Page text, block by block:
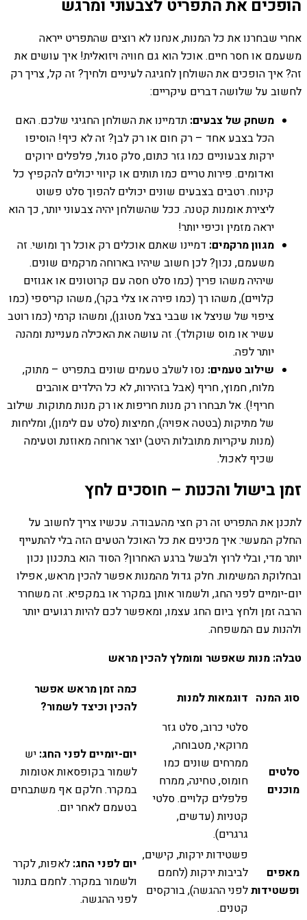
הופכים את התפריט לצבעוני ומרגש
אחרי שבחרנו את כל המנות, אנחנו לא רוצים שהתפריט ייראה
משעמם או חסר חיים. אוכל הוא גם חוויה ויזואלית! איך עושים את
זה? איך הופכים את השולחן לחגיגה לעיניים ולחיך? זה קל, צריך רק
לחשוב על שלושה דברים עיקריים:
משחק של צבעים: תדמיינו את השולחן החגיגי שלכם. האם
הכל בצבע אחד – רק חום או רק לבן? זה לא כיף! הוסיפו
ירקות צבעוניים כמו גזר כתום, סלק סגול, פלפלים ירוקים
ואדומים. פירות טריים כמו תותים או קיווי יכולים להקפיץ כל
קינוח. רטבים בצבעים שונים יכולים להפוך סלט פשוט
ליצירת אומנות קטנה. ככל שהשולחן יהיה צבעוני יותר, כך הוא
יראה מזמין וכיפי יותר!
מגוון מרקמים: דמיינו שאתם אוכלים רק אוכל רך ומושי. זה
משעמם, נכון? לכן חשוב שיהיו בארוחה מרקמים שונים.
שיהיה משהו פריך (כמו סלט חסה עם קרוטונים או אגוזים
קלויים), משהו רך (כמו פירה או צלי בקר), משהו קריספי (כמו
ציפוי של שניצל או שבבי בצל מטוגן), ומשהו קרמי (כמו רוטב
עשיר או מוס שוקולד). זה עושה את האכילה מעניינת ומהנה
יותר לפה.
שילוב טעמים: נסו לשלב טעמים שונים בתפריט – מתוק,
מלוח, חמוץ, חריף (אבל בזהירות, לא כל הילדים אוהבים
חריף!). אל תבחרו רק מנות חריפות או רק מנות מתוקות. שילוב
של מתיקות (בטטה אפויה), חמיצות (סלט עם לימון), ומליחות
(מנות עיקריות מתובלות היטב) יוצר ארוחה מאוזנת וטעימה
שכיף לאכול.
זמן בישול והכנות – חוסכים לחץ
לתכנן את התפריט זה רק חצי מהעבודה. עכשיו צריך לחשוב על
החלק המעשי: איך מכינים את כל האוכל הטעים הזה בלי להתעייף
יותר מדי, ובלי לרוץ ולבשל ברגע האחרון? הסוד הוא בתכנון נכון
ובחלוקת המשימות. חלק גדול מהמנות אפשר להכין מראש, אפילו
יום-יומיים לפני החג, ולשמור אותן במקרר או במקפיא. זה משחרר
הרבה זמן ולחץ ביום החג עצמו, ומאפשר לכם להיות רגועים יותר
ולהנות עם המשפחה.
טבלה: מנות שאפשר ומומלץ להכין מראש
סוג המנה דוגמאות למנות
כמה זמן מראש אפשר
להכין וכיצד לשמור?
סלטים
מוכנים
סלטי כרוב, סלט גזר
מרוקאי, מטבוחה,
ממרחים שונים כמו
חומוס, טחינה, ממרח
פלפלים קלויים. סלטי
קטניות (עדשים,
גרגרים).
יום-יומיים לפני החג: יש
לשמור בקופסאות אטומות
במקרר. חלקם אף משתבחים
בטעמם לאחר יום.
מאפים
ופשטידות
פשטידות ירקות, קישים,
לביבות ירקות (לחמם
לפני ההגשה), בורקסים
קטנים.
יום לפני החג: לאפות, לקרר
ולשמור במקרר. לחמם בתנור
לפני ההגשה.